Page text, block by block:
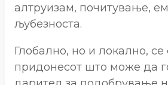
алтруизам, почитување,
љубезноста.
Глобално, но и локално,
придонесот што може да